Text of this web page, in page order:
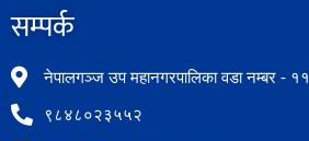
सम्पर्क​
नेपालगञ्ज उप महानगरपालिका वडा नम्बर - ११
९८४८०२३५५२